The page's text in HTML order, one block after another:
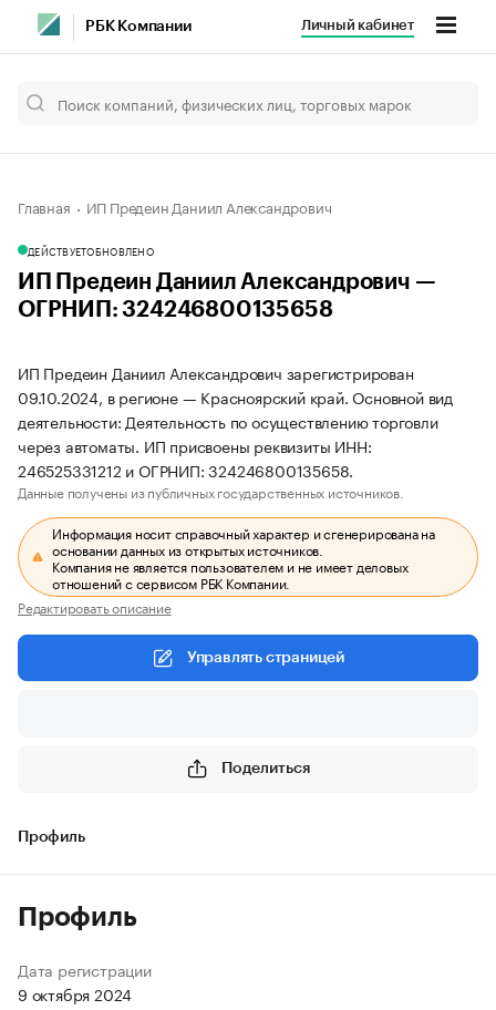
РБК Компании Личный кабинет
Главная ИП Предеин Даниил Александрович
ДЕЙСТВУЕТОБНОВЛЕНО
ИП Предеин Даниил Александрович —
ОГРНИП: 324246800135658
ИП Предеин Даниил Александрович зарегистрирован
09.10.2024, в регионе — Красноярский край. Основной вид
деятельности: Деятельность по осуществлению торговли
через автоматы. ИП присвоены реквизиты ИНН:
246525331212 и ОГРНИП: 324246800135658.
Данные получены из публичных государственных источников.
Информация носит справочный характер и сгенерирована на
основании данных из открытых источников.
Компания не является пользователем и не имеет деловых
отношений с сервисом РБК Компании.
Редактировать описание
Управлять страницей
Поделиться
Профиль
Профиль
Дата регистрации
9 октября 2024